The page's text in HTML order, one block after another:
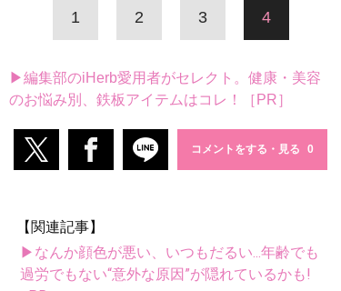
1 2 3 4
▶編集部のiHerb愛用者がセレクト。健康・美容
のお悩み別、鉄板アイテムはコレ！［PR］
コメントをする・見る
【関連記事】
▶なんか顔色が悪い、いつもだるい...年齢でも
過労でもない“意外な原因”が隠れているかも!